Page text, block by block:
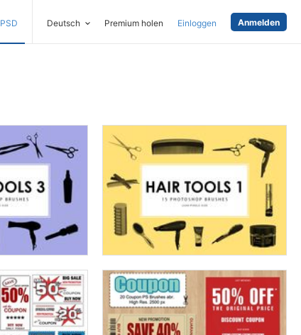
PSD Deutsch Premium holen Einloggen Anmelden